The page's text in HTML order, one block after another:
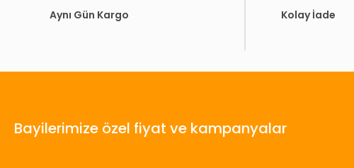
Aynı Gün Kargo Kolay İade
Bayilerimize özel fiyat ve kampanyalar